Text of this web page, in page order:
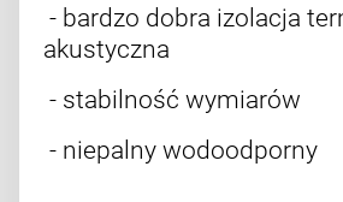
- bardzo dobra izolacja
akustyczna
- stabilność wymiarów
- niepalny wodoodporny